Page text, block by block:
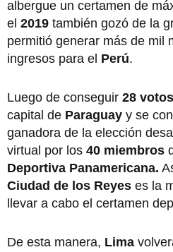
albergue un certamen de
el 2019 también gozó de la
permitió generar más de mil
ingresos para el Perú.
Luego de conseguir 28 votos
capital de Paraguay y se
ganadora de la elección
virtual por los 40 miembros
Deportiva Panamericana.
Ciudad de los Reyes es la
llevar a cabo el certamen
De esta manera, Lima